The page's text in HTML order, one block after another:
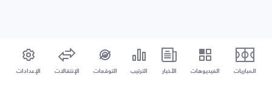
المباريات الفيديوهات الأخبار الترتيب التوقعات الإنتقالات الإعدادات